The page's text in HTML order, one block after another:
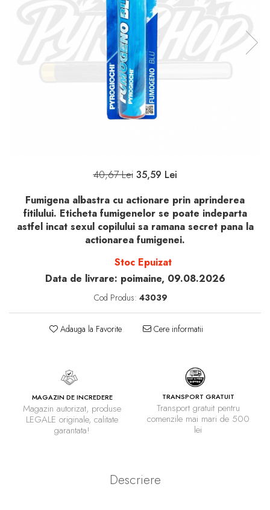
40,67 Lei 35,59 Lei
Fumigena albastra cu actionare prin aprinderea
fitilului. Eticheta fumigenelor se poate indeparta
astfel incat sexul copilului sa ramana secret pana la
actionarea fumigenei.
Stoc Epuizat
Data de livrare: poimaine, 09.08.2026
Cod Produs: 43039
Adauga la Favorite Cere informatii
MAGAZIN DE INCREDERE
Magazin autorizat, produse
LEGALE originale, calitate
garantata!
TRANSPORT GRATUIT
Transport gratuit pentru
comenzile mai mari de 500
lei
Descriere